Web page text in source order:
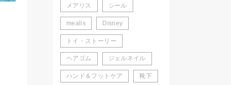
メアリス シール
mealis Disney
トイ・ストーリー
ヘアゴム ジェルネイル
ハンド＆フットケア 靴下